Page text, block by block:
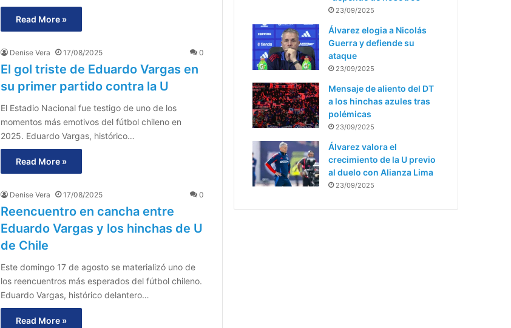
Read More »
Denise Vera 17/08/2025 0
El gol triste de Eduardo Vargas en
su primer partido contra la U
El Estadio Nacional fue testigo de uno de los
momentos más emotivos del fútbol chileno en
2025. Eduardo Vargas, histórico…
Read More »
Denise Vera 17/08/2025 0
Reencuentro en cancha entre
Eduardo Vargas y los hinchas de U
de Chile
Este domingo 17 de agosto se materializó uno de
los reencuentros más esperados del fútbol chileno.
Eduardo Vargas, histórico delantero…
Read More »
23/09/2025
Álvarez elogia a Nicolás
Guerra y defiende su
ataque
23/09/2025
Mensaje de aliento del DT
a los hinchas azules tras
polémicas
23/09/2025
Álvarez valora el
crecimiento de la U previo
al duelo con Alianza Lima
23/09/2025